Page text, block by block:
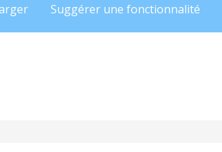
Suggérer une fonctionnalité